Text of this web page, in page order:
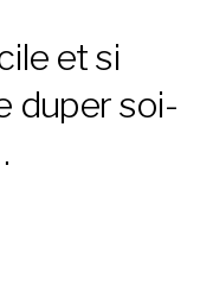
et si
duper soi-